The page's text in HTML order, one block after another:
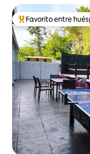
De los mejores en
Favorito entre